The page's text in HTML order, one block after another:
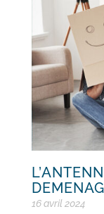
16 avril 2024